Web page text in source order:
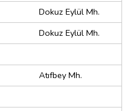
Dokuz Eylül Mh.
Dokuz Eylül Mh.
Atıfbey Mh.